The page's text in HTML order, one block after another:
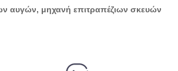
αυγών, μηχανή επιτραπέζιων σκευών